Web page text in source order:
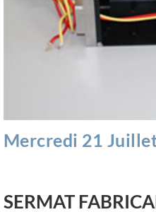
Mercredi 21
SERMAT